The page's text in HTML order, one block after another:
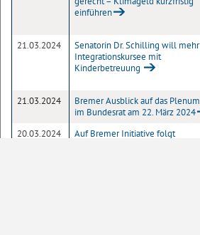
einführen
21.03.2024
Senatorin Dr. Schilling will mehr
Integrationskursee mit
Kinderbetreuung
21.03.2024
Bremer Ausblick auf das Plenum
im Bundesrat am 22. März 2024
20.03.2024
Auf Bremer Initiative folgt